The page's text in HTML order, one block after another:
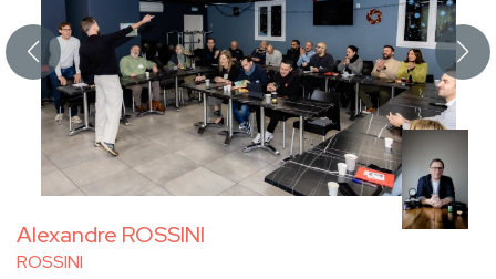
Alexandre ROSSINI
ROSSINI